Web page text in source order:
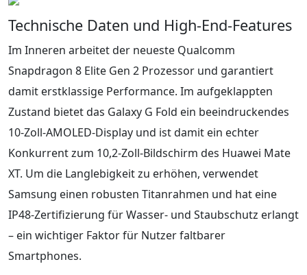
Technische Daten und High-End-Features
Im Inneren arbeitet der neueste Qualcomm
Snapdragon 8 Elite Gen 2 Prozessor und garantiert
damit erstklassige Performance. Im aufgeklappten
Zustand bietet das Galaxy G Fold ein beeindruckendes
10-Zoll-AMOLED-Display und ist damit ein echter
Konkurrent zum 10,2-Zoll-Bildschirm des Huawei Mate
XT. Um die Langlebigkeit zu erhöhen, verwendet
Samsung einen robusten Titanrahmen und hat eine
IP48-Zertifizierung für Wasser- und Staubschutz erlangt
– ein wichtiger Faktor für Nutzer faltbarer
Smartphones.